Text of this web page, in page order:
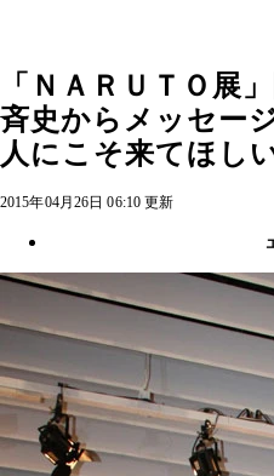
「ＮＡＲＵＴＯ展
斉史からメッセー
人にこそ来てほし
2015年04月26日 06:10 更新